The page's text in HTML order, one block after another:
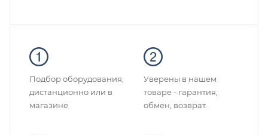
Подбор оборудования,
дистанционно или в
магазине
Уверены в нашем
товаре - гарантия,
обмен, возврат.